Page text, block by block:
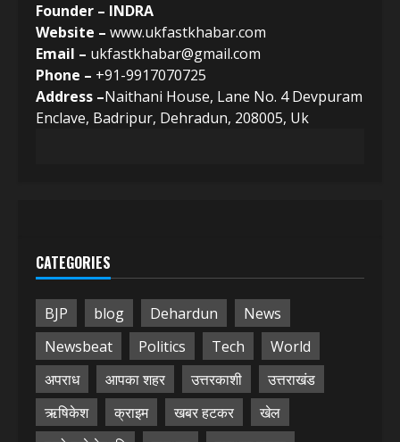
Founder – INDRA
Website – www.ukfastkhabar.com
Email – ukfastkhabar@gmail.com
Phone – +91-9917070725
Address –Naithani House, Lane No. 4 Devpuram
Enclave, Badripur, Dehradun, 208005, Uk
CATEGORIES
BJP blog Dehardun
News
Newsbeat
Politics Tech
World
अपराध
आपका शहर उत्तरकाशी
उत्तराखंड
ऋषिकेश
क्राइम खबर हटकर
खेल